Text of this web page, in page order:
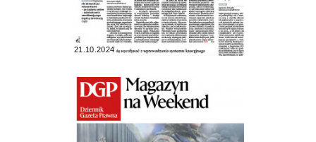
21.10.2024